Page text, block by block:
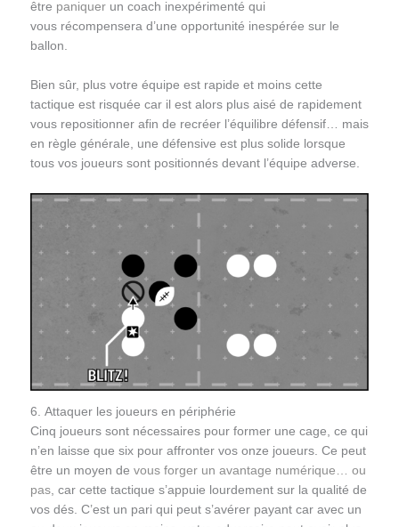
être paniquerun coach inexpérimenté qui
vous récompensera d’une opportunité inespérée sur le
ballon.
Bien sûr, plus votre équipe est rapide et moins cette
tactique est risquée car il est alors plus aisé de rapidement
vous repositionner afin de recréer l’équilibre défensif… mais
en règle générale, une défensive est plus solide lorsque
tous vos joueurs sont positionnés devant l’équipe adverse.
6. Attaquer les joueurs en périphérie
Cinq joueurs sont nécessaires pour former une cage, ce qui
n’en laisse que six pour affronter vos onze joueurs. Ce peut
être un moyen de vous forger un avantage numérique… ou
pas, car cette tactique s’appuie lourdement sur la qualité de
vos dés. C’est un pari qui peut s’avérer payant car avec un